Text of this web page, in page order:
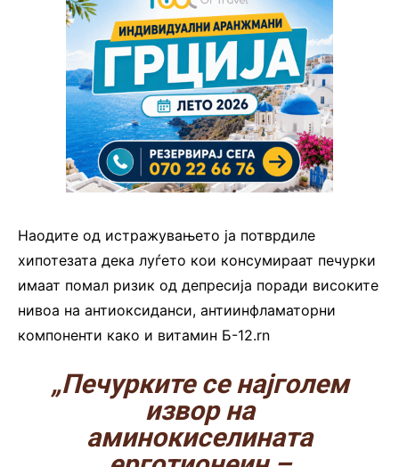
Наодите од истражувањето ја потврдиле
хипотезата дека луѓето кои консумираат печурки
имаат помал ризик од депресија поради високите
нивоа на антиоксиданси, антиинфламаторни
компоненти како и витамин Б-12.rn
„Печурките се најголем
извор на
аминокиселината